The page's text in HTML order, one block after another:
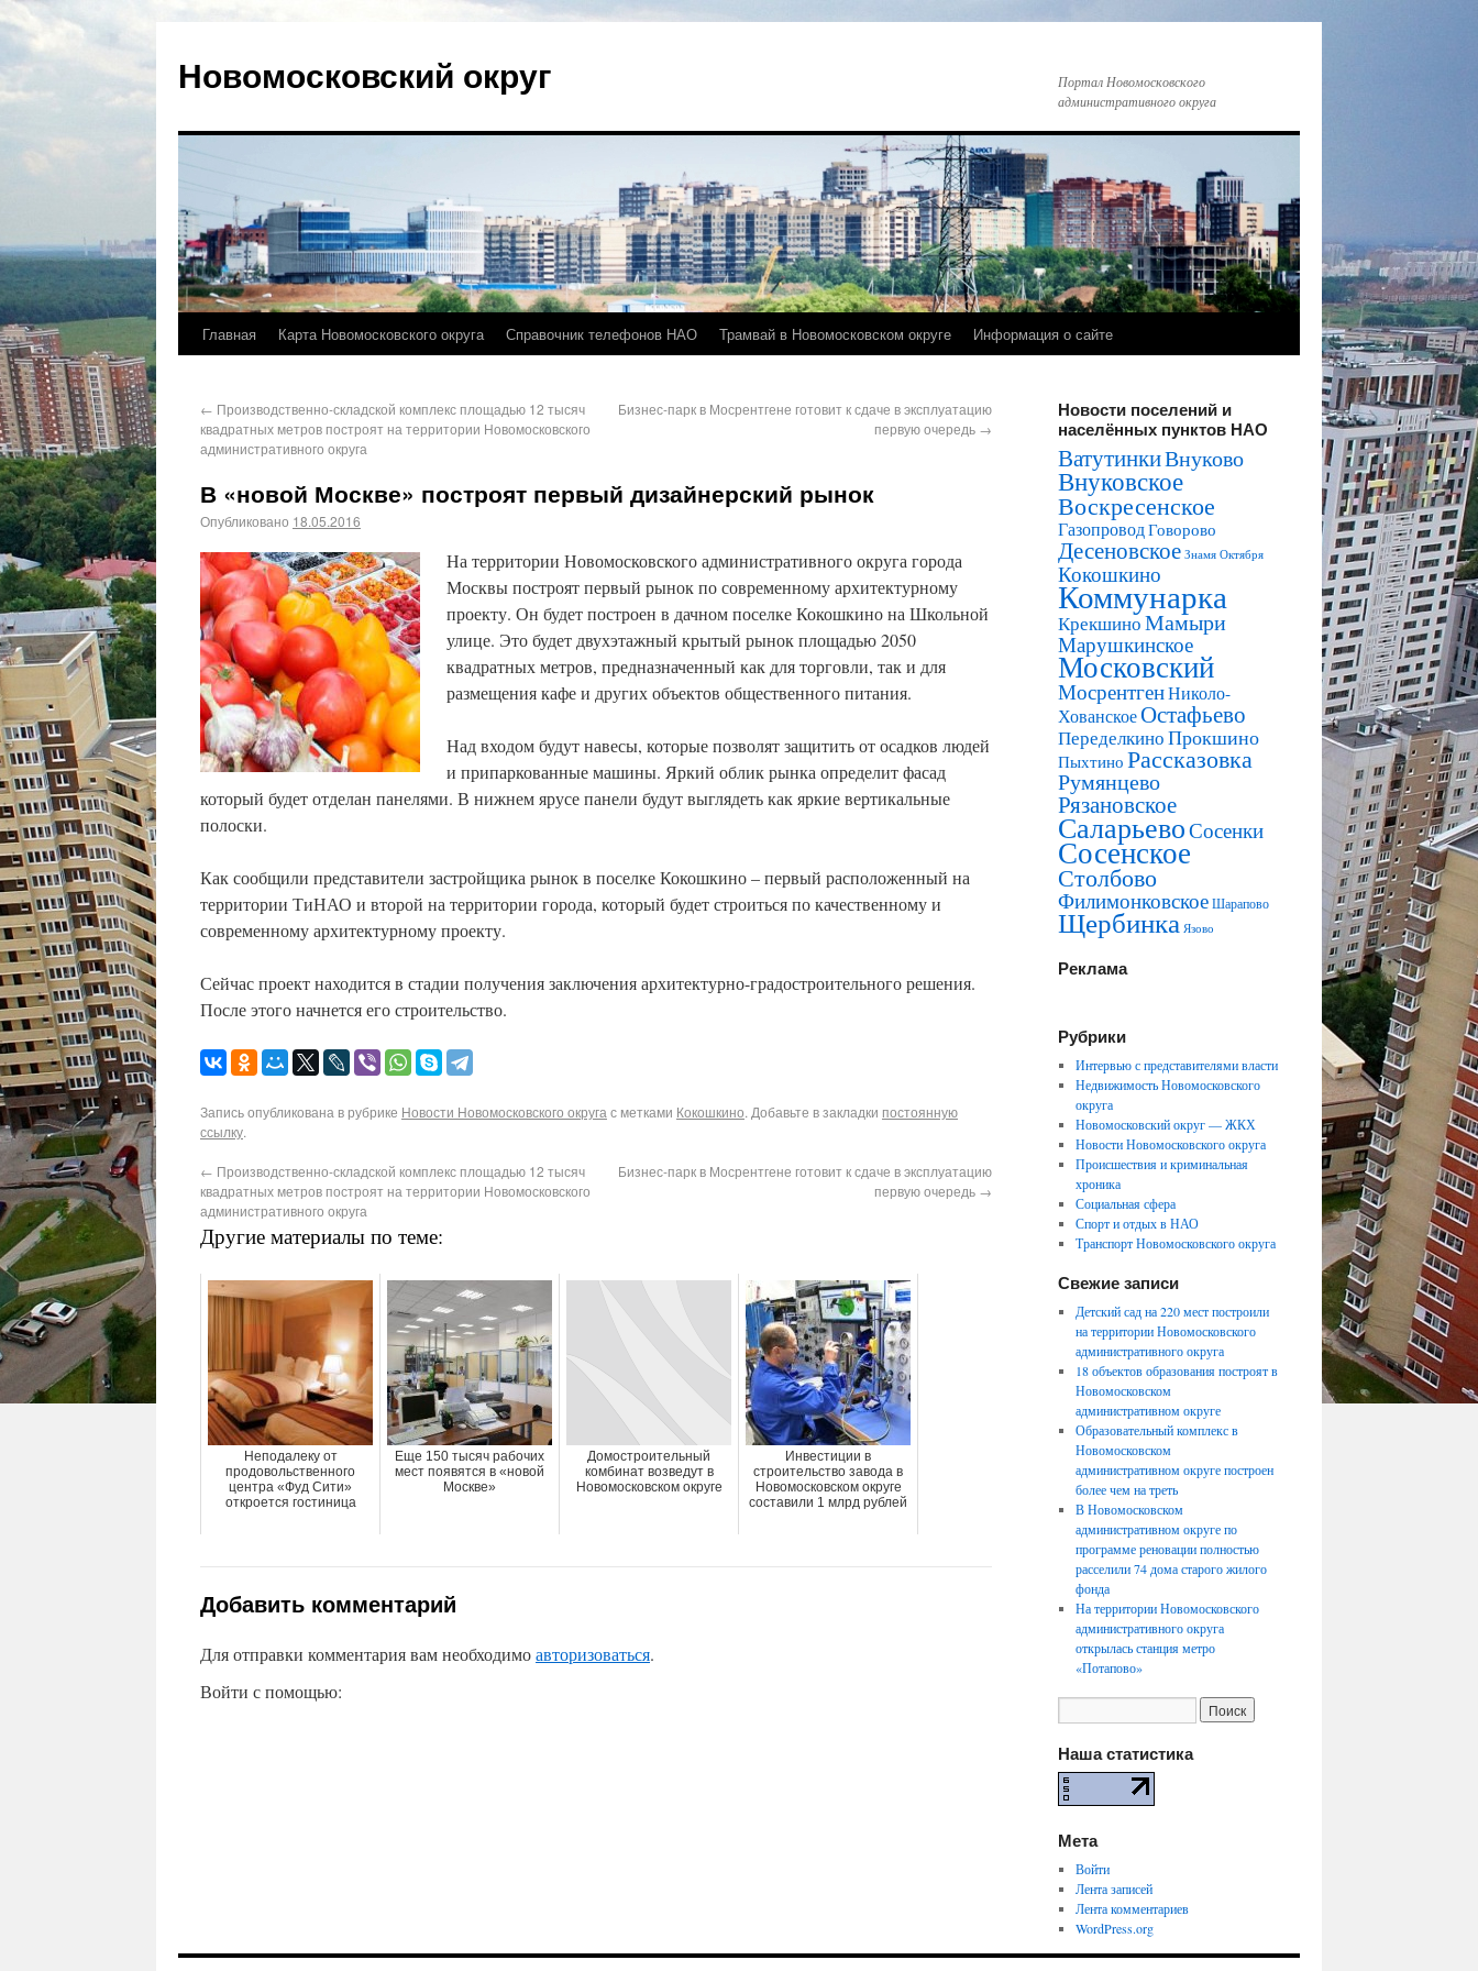
Новомосковский округ
Портал Новомосковского
административного округа
Главная Карта Новомосковского округа Справочник телефонов НАО Трамвай в Новомосковском округе Информация о сайте
← Производственно-складской комплекс площадью 12 тысяч
квадратных метров построят на территории Новомосковского
административного округа
Бизнес-парк в Мосрентгене готовит к сдаче в эксплуатацию
первую очередь →
В «новой Москве» построят первый дизайнерский рынок
Опубликовано 18.05.2016
На территории Новомосковского административного округа города
Москвы построят первый рынок по современному архитектурному
проекту. Он будет построен в дачном поселке Кокошкино на Школьной
улице. Это будет двухэтажный крытый рынок площадью 2050
квадратных метров, предназначенный как для торговли, так и для
размещения кафе и других объектов общественного питания.
Над входом будут навесы, которые позволят защитить от осадков людей
и припаркованные машины. Яркий облик рынка определит фасад
который будет отделан панелями. В нижнем ярусе панели будут выглядеть как яркие вертикальные
полоски.
Как сообщили представители застройщика рынок в поселке Кокошкино – первый расположенный на
территории ТиНАО и второй на территории города, который будет строиться по качественному и
современному архитектурному проекту.
Сейчас проект находится в стадии получения заключения архитектурно-градостроительного решения.
После этого начнется его строительство.
Запись опубликована в рубрике Новости Новомосковского округа с метками Кокошкино. Добавьте в закладки постоянную
ссылку.
← Производственно-складской комплекс площадью 12 тысяч
квадратных метров построят на территории Новомосковского
административного округа
Бизнес-парк в Мосрентгене готовит к сдаче в эксплуатацию
первую очередь →
Другие материалы по теме:
Неподалеку от
продовольственного
центра «Фуд Сити»
откроется гостиница
Еще 150 тысяч рабочих
мест появятся в «новой
Москве»
Домостроительный
комбинат возведут в
Новомосковском округе
Инвестиции в
строительство завода в
Новомосковском округе
составили 1 млрд рублей
Добавить комментарий
Для отправки комментария вам необходимоавторизоваться.
Войти с помощью:
Новости поселений и
населённых пунктов НАО
ВатутинкиВнуково
Внуковское
Воскресенское
ГазопроводГоворово
Десеновское Знамя Октября
Кокошкино
Коммунарка
КрекшиноМамыри
Марушкинское
Московский
МосрентгенНиколо-
ХованскоеОстафьево
ПеределкиноПрокшино
Пыхтино Рассказовка
Румянцево
Рязановское
СаларьевоСосенки
Сосенское
Столбово
ФилимонковскоеШарапово
Щербинка Язово
Реклама
Рубрики
Интервью с представителями власти
Недвижимость Новомосковского
округа
Новомосковский округ — ЖКХ
Новости Новомосковского округа
Происшествия и криминальная
хроника
Социальная сфера
Спорт и отдых в НАО
Транспорт Новомосковского округа
Свежие записи
Детский сад на 220 мест построили
на территории Новомосковского
административного округа
18 объектов образования построят в
Новомосковском
административном округе
Образовательный комплекс в
Новомосковском
административном округе построен
более чем на треть
В Новомосковском
административном округе по
программе реновации полностью
расселили 74 дома старого жилого
фонда
На территории Новомосковского
административного округа
открылась станция метро
«Потапово»
Наша статистика
Мета
Войти
Лента записей
Лента комментариев
WordPress.org